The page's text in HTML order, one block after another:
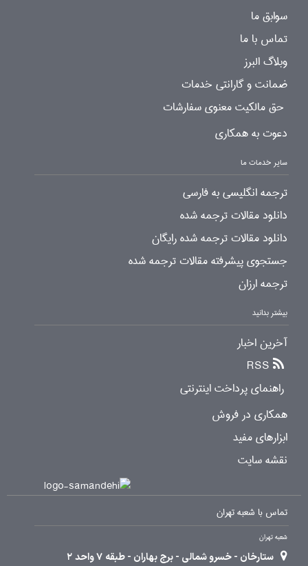
سوابق ما
تماس با ما
وبلاگ البرز
ضمانت و گارانتی خدمات
حق مالکیت معنوی سفارشات
دعوت به همکاری
سایر خدمات ما
ترجمه انگلیسی به فارسی
دانلود مقالات ترجمه شده
دانلود مقالات ترجمه شده رایگان
جستجوی پیشرفته مقالات ترجمه شده
ترجمه ارزان
بیشتر بدانید
آخرین اخبار
RSS
راهنمای پرداخت اینترنتی
همکاری در فروش
ابزارهای مفید
نقشه سایت
تماس با شعبه تهران
شعبه تهران
ستارخان - خسرو شمالی - برج بهاران - طبقه 7 واحد 2